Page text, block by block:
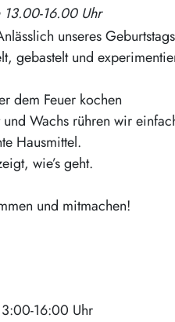
13.00-16.00 Uhr
unseres
gebastelt und
dem Feuer kochen
und Wachs rühren wir
Hausmittel.
wie’s geht.
und mitmachen!
16:00 Uhr